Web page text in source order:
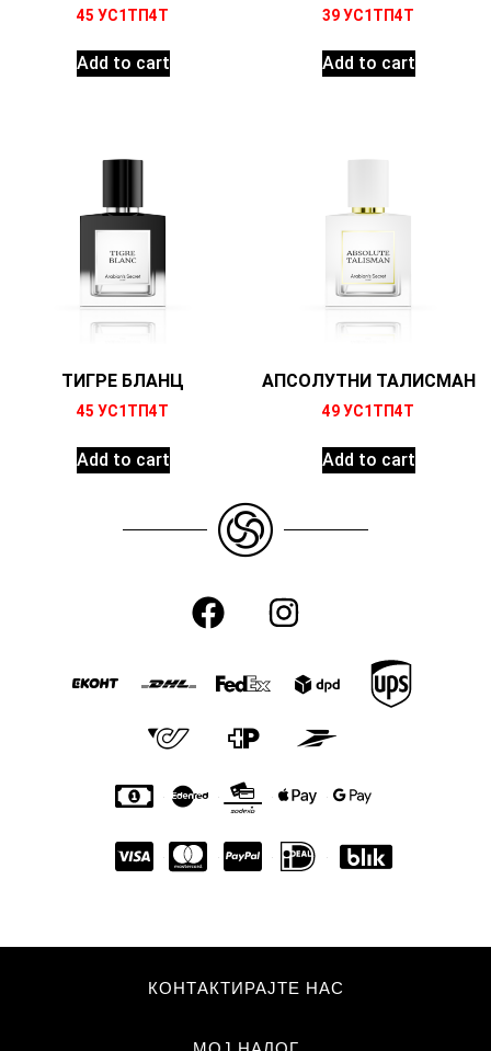
45 УС1ТП4Т
Add to cart
39УС1ТП4Т
Add to cart
ТИГРЕ БЛАНЦ
45 УС1ТП4Т
Add to cart
АПСОЛУТНИ ТАЛИСМАН
49УС1ТП4Т
Add to cart
КОНТАКТИРАЈТЕ НАС